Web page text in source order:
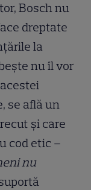
Bosch nu
dreptate
la
nu îl vor
se află un
și care
cod etic –
nu